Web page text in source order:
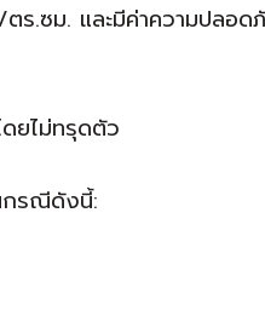
ม. และมีค่าความปลอด
ยไม่ทรุดตัว
กรณีดังนี้: